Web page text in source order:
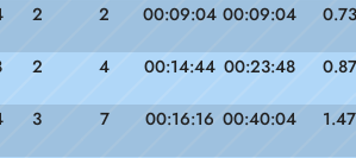
2 2 00:09:04 00:09:04 0.73
2 4 00:14:44 00:23:48 0.87
3 7 00:16:16 00:40:04 1.47